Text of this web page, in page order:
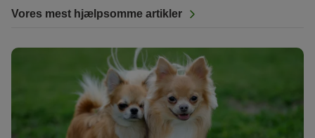
Vores mest hjælpsomme artikler